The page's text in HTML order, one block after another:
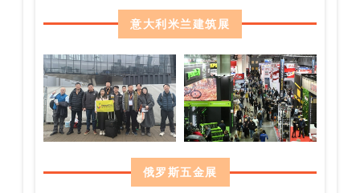
意大利米兰建筑展
俄罗斯五金展